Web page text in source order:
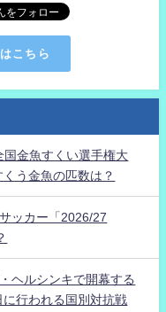
こちら
国金魚すくい選手権大
う金魚の匹数は？
ッカー「2026/27
ヘルシンキで開幕する
に行われる国別対抗戦